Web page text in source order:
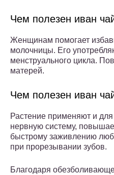
Чем полезен иван
Женщинам помогает
молочницы. Его
менструального цикла.
матерей.
Чем полезен иван
Растение применяют и
нервную систему,
быстрому заживлению
при прорезывании зубов.
Благодаря